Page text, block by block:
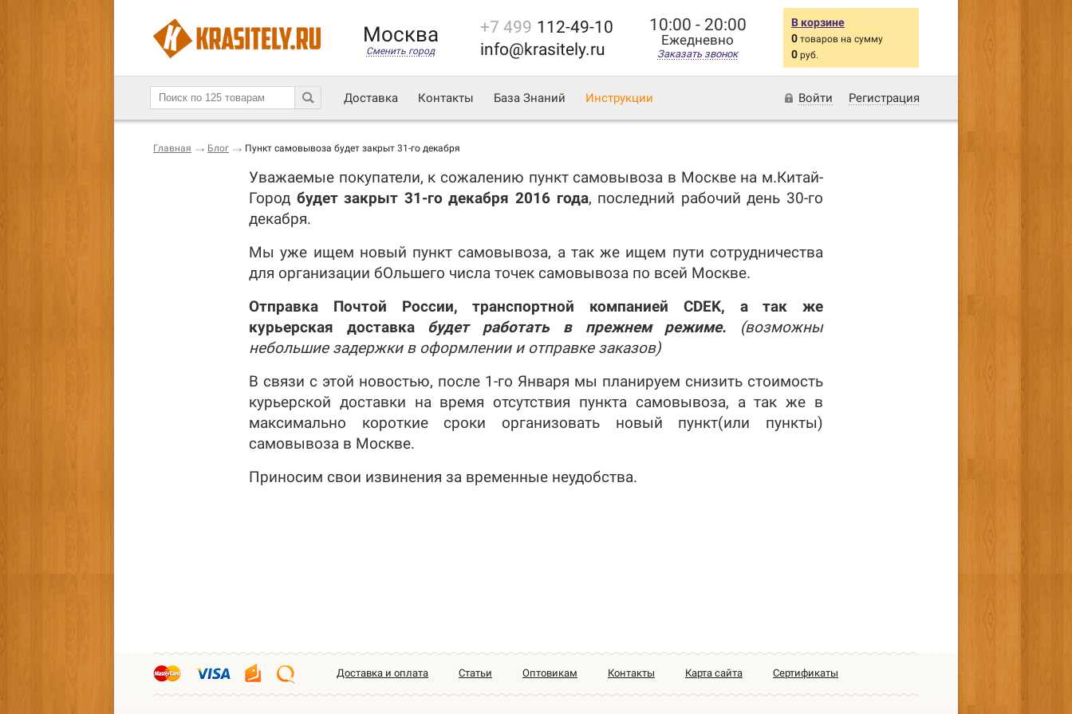
Москва
Сменить город
+7 499 112-49-10
info@krasitely.ru
10:00 - 20:00
Ежедневно
Заказать звонок
В корзине
0 товаров на сумму
0 руб.
Доставка Контакты База Знаний Инструкции Войти Регистрация
Главная Блог Пункт самовывоза будет закрыт 31-го декабря
Уважаемые покупатели, к сожалению пункт самовывоза в Москве на м.Китай-
Город будет закрыт 31-го декабря 2016 года, последний рабочий день 30-го
декабря.
Мы уже ищем новый пункт самовывоза, а так же ищем пути сотрудничества
для организации бОльшего числа точек самовывоза по всей Москве.
Отправка Почтой России, транспортной компанией CDEK, а так же
курьерская доставка
будет работать в прежнем режиме. (возможны
небольшие задержки в оформлении и отправке заказов)
В связи с этой новостью, после 1-го Января мы планируем снизить стоимость
курьерской доставки на время отсутствия пункта самовывоза, а так же в
максимально короткие сроки организовать новый пункт(или пункты)
самовывоза в Москве.
Приносим свои извинения за временные неудобства.
Доставка и оплата Статьи Оптовикам Контакты Карта сайта Сертификаты